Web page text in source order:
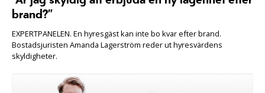
brand?”
EXPERTPANELEN. En hyresgäst kan inte bo kvar efter brand.
Bostadsjuristen Amanda Lagerström reder ut hyresvärdens
skyldigheter.